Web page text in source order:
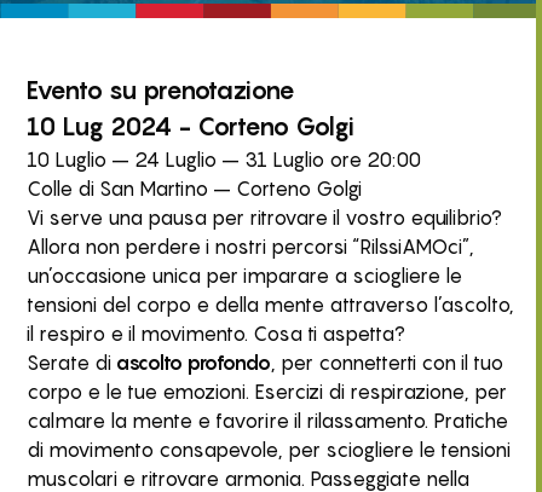
Evento su prenotazione
10 Lug 2024 - Corteno Golgi
10 Luglio – 24 Luglio – 31 Luglio ore 20:00
Colle di San Martino – Corteno Golgi
Vi serve una pausa per ritrovare il vostro equilibrio?
Allora non perdere i nostri percorsi “RilssiAMOci”,
un’occasione unica per imparare a sciogliere le
tensioni del corpo e della mente attraverso l’ascolto,
il respiro e il movimento. Cosa ti aspetta?
Serate di ascolto profondo , per connetterti con il tuo
corpo e le tue emozioni. Esercizi di respirazione, per
calmare la mente e favorire il rilassamento. Pratiche
di movimento consapevole, per sciogliere le tensioni
muscolari e ritrovare armonia. Passeggiate nella